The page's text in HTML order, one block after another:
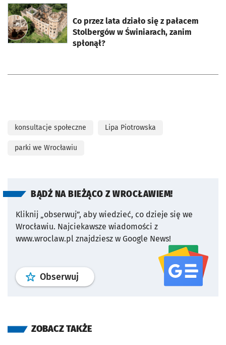
Co przez lata działo się z pałacem
Stolbergów w Świniarach, zanim
spłonął?
otworzy się w nowej karcie
konsultacje społeczne Lipa Piotrowska
parki we Wrocławiu
BĄDŹ NA BIEŻĄCO Z WROCŁAWIEM!
Kliknij „obserwuj”, aby wiedzieć, co dzieje się we
Wrocławiu. Najciekawsze wiadomości z
www.wroclaw.pl znajdziesz w Google News!
Obserwuj profil serwisu
ZOBACZ TAKŻE